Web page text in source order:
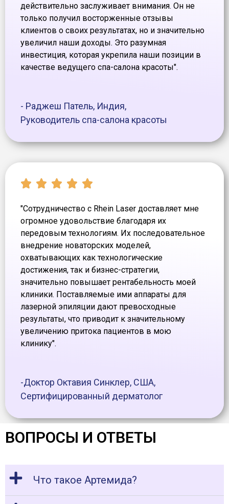
действительно заслуживает внимания. Он не
только получил восторженные отзывы
клиентов о своих результатах, но и значительно
увеличил наши доходы. Это разумная
инвестиция, которая укрепила наши позиции в
качестве ведущего спа-салона красоты".
- Раджеш Патель, Индия,
Руководитель спа-салона красоты
"Сотрудничество с Rhein Laser доставляет мне
огромное удовольствие благодаря их
передовым технологиям. Их последовательное
внедрение новаторских моделей,
охватывающих как технологические
достижения, так и бизнес-стратегии,
значительно повышает рентабельность моей
клиники. Поставляемые ими аппараты для
лазерной эпиляции дают превосходные
результаты, что приводит к значительному
увеличению притока пациентов в мою
клинику".
-Доктор Октавия Синклер, США,
Сертифицированный дерматолог
ВОПРОСЫ И ОТВЕТЫ
Что такое Артемида?